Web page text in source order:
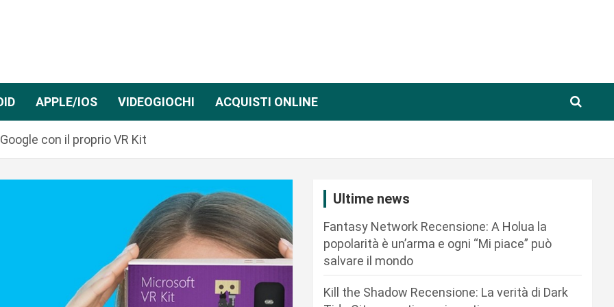
APPLE/IOS VIDEOGIOCHI ACQUISTI ONLINE
con il proprio VR Kit
Ultime news
Fantasy Network Recensione: A Holua la
popolarità è un’arma e ogni “Mi piace” può
salvare il mondo
Kill the Shadow Recensione: La verità di Dark